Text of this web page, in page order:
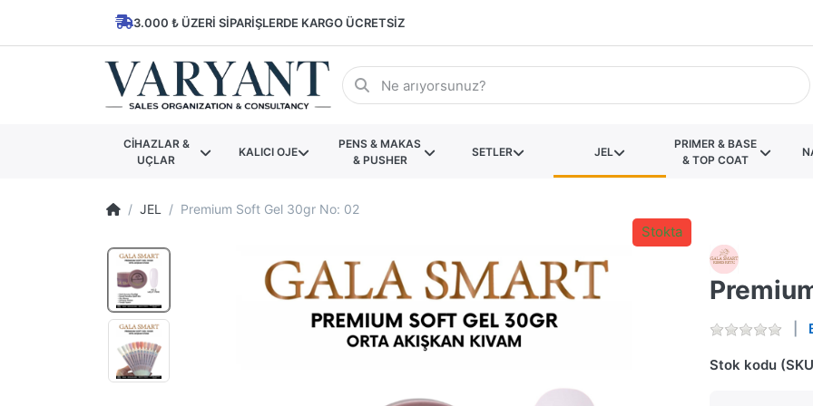
3.000 ₺ ÜZERI SIPARIŞLERDE KARGO ÜCRETSIZ
CİHAZLAR &
UÇLAR
KALICI OJE
PENS & MAKAS
& PUSHER
SETLER JEL
PRIMER & BASE
& TOP COAT
JEL Premium Soft Gel 30gr No: 02
Stok kodu
Stokta